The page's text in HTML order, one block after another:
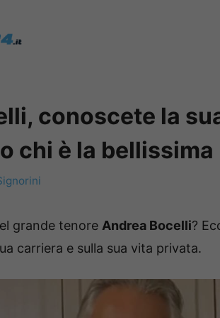
conoscete la
chi è la bellissima
grande tenore Andrea Bocelli?
carriera e sulla sua vita privata.